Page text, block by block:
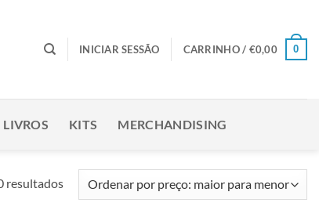
INICIAR SESSÃO CARRINHO / €0,00 0
LIVROS KITS MERCHANDISING
resultadosOrdenado
por